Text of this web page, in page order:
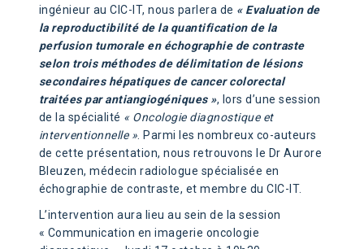
ingénieur au CIC-IT, nous parlera de « Evaluation de
la reproductibilité de la quantification de la
perfusion tumorale en échographie de contraste
selon trois méthodes de délimitation de lésions
secondaires hépatiques de cancer colorectal
traitées par antiangiogéniques », lors d’une session
de la spécialité « Oncologie diagnostique et
interventionnelle » . Parmi les nombreux co-auteurs
de cette présentation, nous retrouvons le Dr Aurore
Bleuzen, médecin radiologue spécialisée en
échographie de contraste, et membre du CIC-IT.
L’intervention aura lieu au sein de la session
« Communication en imagerie oncologie